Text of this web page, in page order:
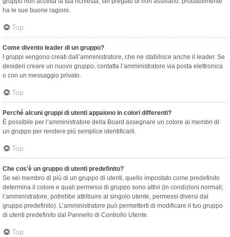
ha le sue buone ragioni.
Top
Come divento leader di un gruppo?
I gruppi vengono creati dall’amministratore, che ne stabilisce anche il leader. Se
desideri creare un nuovo gruppo, contatta l’amministratore via posta elettronica
o con un messaggio privato.
Top
Perché alcuni gruppi di utenti appaiono in colori differenti?
È possibile per l’amministratore della Board assegnare un colore ai membri di
un gruppo per rendere più semplice identificarli.
Top
Che cos’è un gruppo di utenti predefinito?
Se sei membro di più di un gruppo di utenti, quello impostato come predefinito
determina il colore e quali permessi di gruppo sono attivi (in condizioni normali;
l’amministratore, potrebbe attribuire al singolo utente, permessi diversi dal
gruppo predefinito). L’amministratore può permetterti di modificare il tuo gruppo
di utenti predefinito dal Pannello di Controllo Utente.
Top